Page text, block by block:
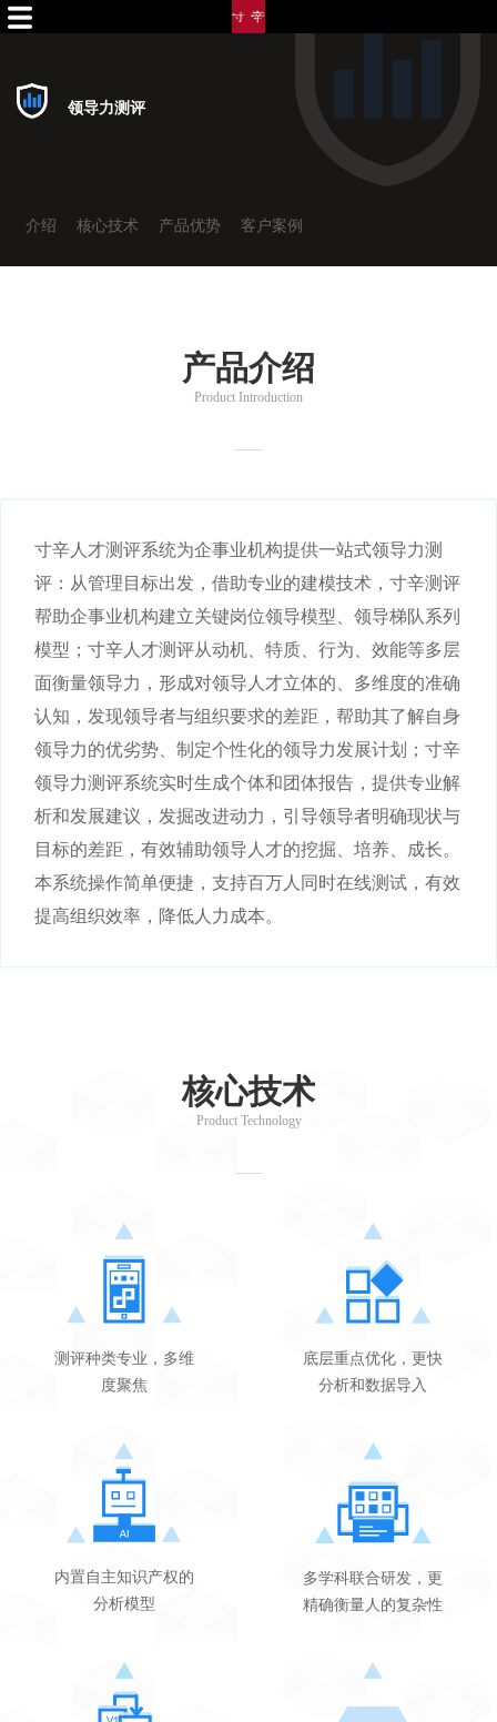
领导力测评
介绍 核心技术 产品优势 客户案例
产品介绍
Product Introduction
寸辛人才测评系统为企事业机构提供一站式领导力测
评：从管理目标出发，借助专业的建模技术，寸辛测评
帮助企事业机构建立关键岗位领导模型、领导梯队系列
模型；寸辛人才测评从动机、特质、行为、效能等多层
面衡量领导力，形成对领导人才立体的、多维度的准确
认知，发现领导者与组织要求的差距，帮助其了解自身
领导力的优劣势、制定个性化的领导力发展计划；寸辛
领导力测评系统实时生成个体和团体报告，提供专业解
析和发展建议，发掘改进动力，引导领导者明确现状与
目标的差距，有效辅助领导人才的挖掘、培养、成长。
本系统操作简单便捷，支持百万人同时在线测试，有效
提高组织效率，降低人力成本。
核心技术
Product Technology
测评种类专业，多维
度聚焦
底层重点优化，更快
分析和数据导入
内置自主知识产权的
分析模型
多学科联合研发，更
精确衡量人的复杂性